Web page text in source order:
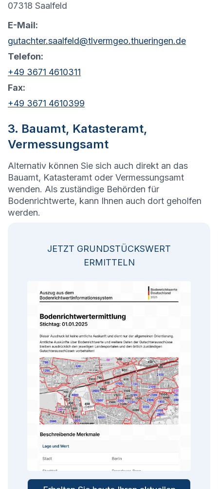
07318 Saalfeld
E-Mail:
gutachter.saalfeld@tlvermgeo.thueringen.de
Telefon:
+49 3671 4610311
Fax:
+49 3671 4610399
3. Bauamt, Katasteramt,
Vermessungsamt
Alternativ können Sie sich auch direkt an das
Bauamt, Katasteramt oder Vermessungsamt
wenden. Als zuständige Behörden für
Bodenrichtwerte, kann Ihnen auch dort geholfen
werden.
JETZT GRUNDSTÜCKSWERT
ERMITTELN